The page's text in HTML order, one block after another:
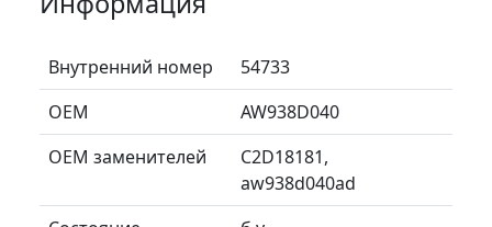
Внутренний номер
54733
ОЕМ
AW938D040
ОЕМ заменителей
C2D18181,
aw938d040ad